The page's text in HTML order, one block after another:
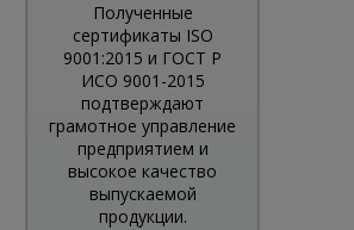
Полученные
сертификаты ISO
9001:2015 и ГОСТ Р
ИСО 9001-2015
подтверждают
грамотное управление
предприятием и
высокое качество
выпускаемой
продукции.